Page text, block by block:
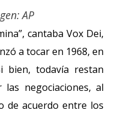
AP
cantaba Vox Dei,
a tocar en 1968, en
bien, todavía restan
negociaciones, al
de acuerdo entre los